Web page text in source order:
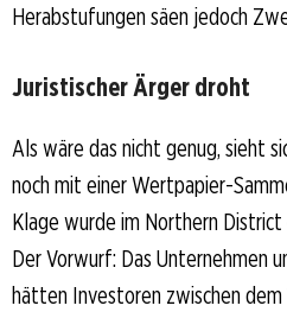
Herabstufungen säen jedoch
Juristischer Ärger droht
Als wäre das nicht genug, sieht
noch mit einer Wertpapier-
Klage wurde im Northern
Der Vorwurf: Das Unternehmen
hätten Investoren zwischen